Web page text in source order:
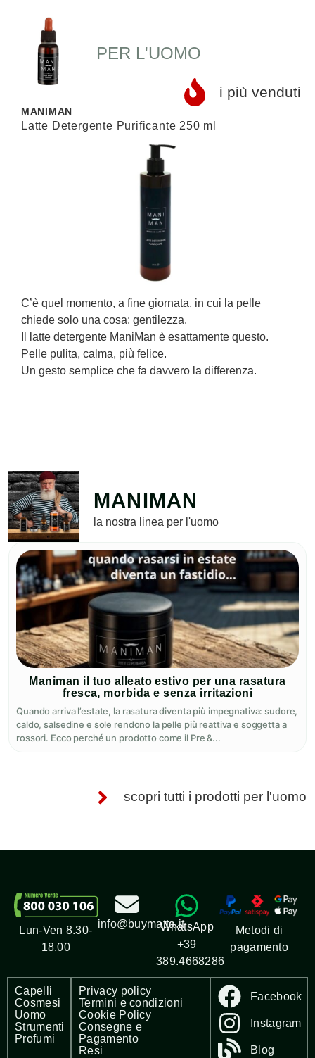
PER L'UOMO
i più venduti
MANIMAN
Latte Detergente Purificante 250 ml
C’è quel momento, a fine giornata, in cui la pelle
chiede solo una cosa: gentilezza.
Il latte detergente ManiMan è esattamente questo.
Pelle pulita, calma, più felice.
Un gesto semplice che fa davvero la differenza.
MANIMAN
la nostra linea per l'uomo
Maniman il tuo alleato estivo per una rasatura
fresca, morbida e senza irritazioni
Quando arriva l’estate, la rasatura diventa più impegnativa: sudore,
caldo, salsedine e sole rendono la pelle più reattiva e soggetta a
rossori. Ecco perché un prodotto come il Pre &...
scopri tutti i prodotti per l'uomo
Lun-Ven 8.30-
18.00
info@buymatta.itWhatsApp
+39
389.4668286
Metodi di
pagamento
Capelli
Cosmesi
Uomo
Strumenti
Profumi
Privacy policy
Termini e condizioni
Cookie Policy
Consegne e
Pagamento
Resi
Facebook
Instagram
Blog